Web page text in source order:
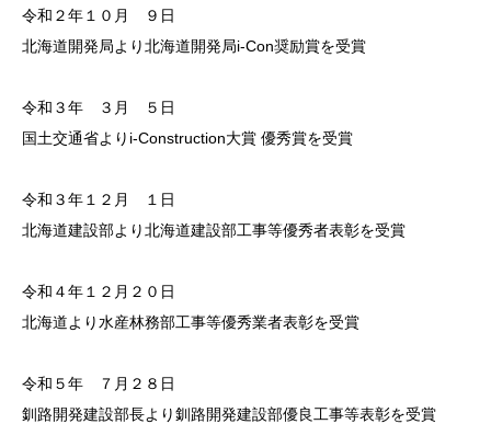
令和２年１０月 ９日
北海道開発局より北海道開発局i-Con奨励賞を受賞
令和３年 ３月 ５日
国土交通省よりi-Construction大賞 優秀賞を受賞
令和３年１２月 １日
北海道建設部より北海道建設部工事等優秀者表彰を受賞
令和４年１２月２０日
北海道より水産林務部工事等優秀業者表彰を受賞
令和５年 ７月２８日
釧路開発建設部長より釧路開発建設部優良工事等表彰を受賞